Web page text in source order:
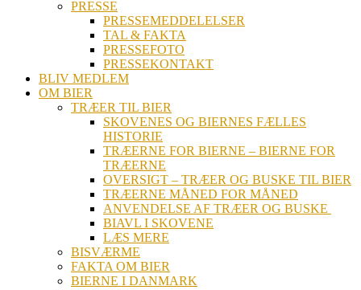
PRESSE
PRESSEMEDDELELSER
TAL & FAKTA
PRESSEFOTO
PRESSEKONTAKT
BLIV MEDLEM
OM BIER
TRÆER TIL BIER
SKOVENES OG BIERNES FÆLLES
HISTORIE
TRÆERNE FOR BIERNE – BIERNE FOR
TRÆERNE
OVERSIGT – TRÆER OG BUSKE TIL BIER
TRÆERNE MÅNED FOR MÅNED
ANVENDELSE AF TRÆER OG BUSKE
BIAVL I SKOVENE
LÆS MERE
BISVÆRME
FAKTA OM BIER
BIERNE I DANMARK